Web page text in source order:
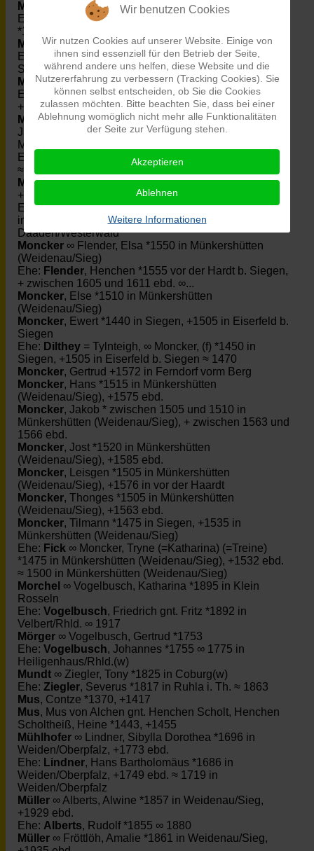
Meyer
, Willy *1870
Ehe:
Kronbiegel Collenbusch
*1874 in Sömmerda ∞ in Sömmerda
Michel∞ Latsch, (f) ≈1550
Ehe:
Latsch , Johann *1530, +1599 in Gosenbach b.
Siegen ≈ 1550
Mix , Friedrich Lorenz *1810, +1837
Ehe:
Blank∞ Mix, Dorothea Karoline Charlotte *1815,
+1837 ≈ 1835
Mix
∞ Schmidt, Hulda Berta Wilhelmine *1837 in
Jagdhaus, Kr. Deutsch Krone/WPr., +1887 in
Marienbrück b. Jagdhaus, Kr. Deutsch Krone/WPr
Ehe:
, Johann Heinrich Theodor *1831, +1892
≈ 1857 in Jagdhaus, Kr. Deutsch Krone/WPr.
Mockenhaupt, Heinrich *1680 in Betzdorf-Bruche,
+1728 in Daaden/Westerwald
Ehe:Beinhauer∞ Michael, Mockenhaupt, Maria *1661
in Daaden/Westerwald, +1741 ebd. ≈ 1699 in
Daaden/Westerwald
Moncker ∞ Flender, Elsa *1550 in Münkershütten
(Weidenau/Sieg)
Ehe: Flender, Henchen *1555 vor der Hardt b. Siegen,
+ zwischen 1605 und 1611 ebd. ∞...
Moncker, Else *1510 in Münkershütten
(Weidenau/Sieg)
Moncker, Ewert *1440 in Siegen, +1505 in Eiserfeld b.
Siegen
Ehe: Dilthey = Tylnteigh, ∞ Moncker, (f) *1450 in
Siegen, +1505 in Eiserfeld b. Siegen ≈ 1470
Moncker, Gertrud +1572 in Ferndorf vorm Berg
Moncker, Hans *1515 in Münkershütten
(Weidenau/Sieg), +1575 ebd.
Moncker, Jakob * zwischen 1505 und 1510 in
Münkershütten (Weidenau/Sieg), + zwischen 1563 und
1566 ebd.
Moncker, Jost *1520 in Münkershütten
(Weidenau/Sieg), +1585 ebd.
Moncker, Leisgen *1505 in Münkershütten
(Weidenau/Sieg), +1576 in vor der Haardt
Moncker, Thonges *1505 in Münkershütten
(Weidenau/Sieg), +1563 ebd.
Moncker, Tilmann *1475 in Siegen, +1535 in
Münkershütten (Weidenau/Sieg)
Ehe: Fick ∞ Moncker, Tryne (=Katharina) (=Treine)
*1475 in Münkershütten (Weidenau/Sieg), +1532 ebd.
≈ 1500 in Münkershütten (Weidenau/Sieg)
Morchel ∞ Vogelbusch, Katharina *1895 in Klein
Rosseln
Ehe: Vogelbusch, Friedrich gnt. Fritz *1892 in
Velbert/Rhld. ∞ 1917
Mörger ∞ Vogelbusch, Gertrud *1753
Ehe: Vogelbusch, Johannes *1755 ∞ 1775 in
Heiligenhaus/Rhld.(w)
Mundt ∞ Ziegler, Tony *1825 in Coburg(w)
Ehe: Ziegler, Severus *1817 in Ruhla i. Th. ≈ 1863
Mus, Contze *1370, +1417
Mus, Mus von Alchen gnt. Henchen Scholt, Henchen
Scholtheiß, Heine *1443, +1455
Mühlhofer ∞ Lindner, Sibylla Dorothea *1696 in
Weiden/Oberpfalz, +1773 ebd.
Ehe: Lindner, Hans Bartholomäus *1686 in
Weiden/Oberpfalz, +1749 ebd. ≈ 1719 in
Weiden/Oberpfalz
Müller ∞ Alberts, Alwine *1857 in Weidenau/Sieg,
+1929 ebd.
Ehe: Alberts, Rudolf *1855 ∞ 1880
Müller ∞ Fröttlöh, Amalie *1861 in Weidenau/Sieg,
Wir benutzen Cookies
Wir nutzen Cookies auf unserer Website. Einige von
ihnen sind essenziell für den Betrieb der Seite,
während andere uns helfen, diese Website und die
Nutzererfahrung zu verbessern (Tracking Cookies). Sie
können selbst entscheiden, ob Sie die Cookies
zulassen möchten. Bitte beachten Sie, dass bei einer
Ablehnung womöglich nicht mehr alle Funktionalitäten
der Seite zur Verfügung stehen.
Akzeptieren
Ablehnen
Weitere Informationen